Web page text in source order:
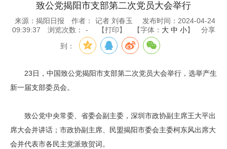
致公党揭阳市支部第二次党员大会举行
来源：揭阳日报 作者： 记者 刘春玉
发布时间：2024-04-24
09:39:37
浏览次数： - 【打印】 【字体： 大 中 小】 分享
到：
23日，中国致公党揭阳市支部第二次党员大会举行，选举产生
新一届支部委员会。
致公党中央常委、省委会副主委，深圳市政协副主席王大平出
席大会并讲话；市政协副主席、民盟揭阳市委会主委柯东风出席大
会并代表市各民主党派致贺词。